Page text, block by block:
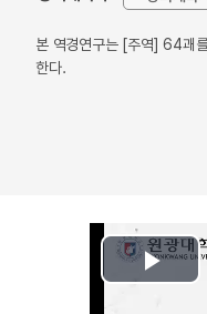
본 역경연구는 [주역] 64괘
한다.
Play